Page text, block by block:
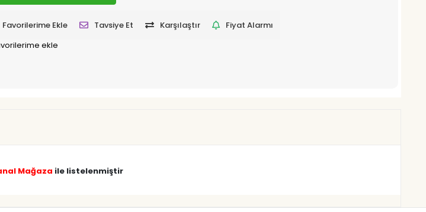
Favorilerime Ekle Tavsiye Et Karşılaştır
Fiyat Alarmı
ekle
Mağaza ile listelenmiştir